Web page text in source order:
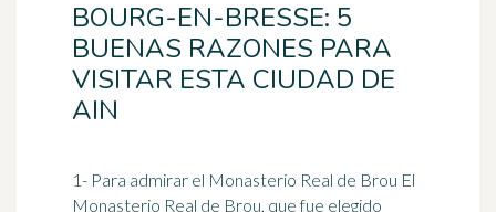
BOURG-EN-BRESSE: 5
BUENAS RAZONES PARA
VISITAR ESTA CIUDAD DE
AIN
1- Para admirar el Monasterio Real de Brou El
Monasterio Real de Brou, que fue elegido